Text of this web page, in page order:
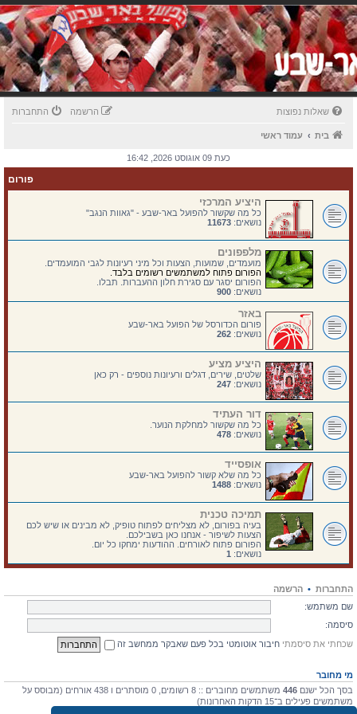
שאלות נפוצות התחברות הרשמה
בית עמוד ראשי
כעת 09 אוגוסט 2026, 16:42
פורום
היציע המרכזי
כל מה שקשור להפועל באר-שבע - "גאוות הנגב"
נושאים: 11673
מלפפונים
מועמדים, שמועות, הצעות וכל מיני רעיונות לגבי המועמדים.
הפורום פתוח למשתמשים רשומים בלבד.
הפורום יסגר עם סגירת חלון ההעברות. תבלו.
נושאים: 900
באזר
פורום הכדורסל של הפועל באר-שבע
נושאים: 262
היציע מציע
שלטים, שירים, דגלים ורעיונות נוספים - רק כאן
נושאים: 247
דור העתיד
כל מה שקשור למחלקת הנוער.
נושאים: 478
אופסייד
כל מה שלא קשור להפועל באר-שבע
נושאים: 1488
תמיכה טכנית
בעיה בפורום, לא מצליחים לפתוח טופיק, לא מבינים או שיש לכם
הצעות לשיפור - אנחנו כאן בשבילכם.
הפורום פתוח לאורחים. ההודעות ימחקו כל יום.
נושאים: 1
התחברות • הרשמה
שם משתמש:
סיסמה:
שכחתי את סיסמתי חיבור אוטומטי בכל פעם שאבקר ממחשב זה
מי מחובר
בסך הכל ישנם 446
משתמשים מחוברים :: 8 רשומים, 0 מוסתרים ו 438 אורחים (מבוסס על
משתמשים פעילים ב־15 הדקות האחרונות)